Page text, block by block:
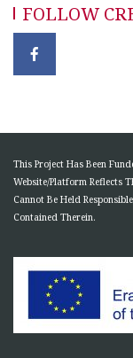
FOLLOW
This Project Has Been
Website/Platform Reflects
Cannot Be Held
Contained Therein.